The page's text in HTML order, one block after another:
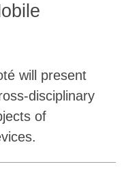
will present
disciplinary
of